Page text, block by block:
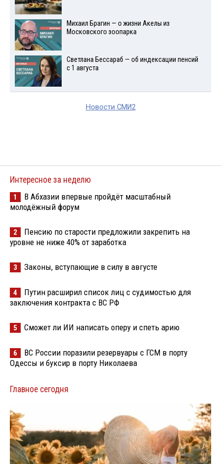
Михаил Брагин — о жизни Акелы из
Московского зоопарка
Светлана Бессараб — об индексации пенсий
с 1 августа
Новости СМИ2
Интересное за неделю
1
В Абхазии впервые пройдёт масштабный
молодёжный форум
2
Пенсию по старости предложили закрепить на
уровне не ниже 40% от заработка
3 Законы, вступающие в силу в августе
4
Путин расширил список лиц с судимостью для
заключения контракта с ВС РФ
5 Сможет ли ИИ написать оперу и спеть арию
6
ВС России поразили резервуары с ГСМ в порту
Одессы и буксир в порту Николаева
Главное сегодня